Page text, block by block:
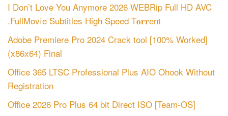
I Don’t Love You Anymore 2026 WEBRip Full HD AVC
.FullMov𝗂e Subtitles High Speed T𝐨𝐫𝐫ent
Adobe Premiere Pro 2024 Crack tool [100% Worked]
(x86x64) Final
Office 365 LTSC Professional Plus AIO Ohook Without
Registration
Office 2026 Pro Plus 64 bit Direct ISO [Team-OS]